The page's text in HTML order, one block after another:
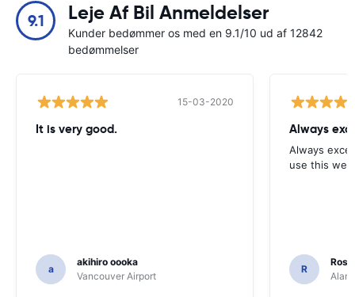
9.1 Leje Af Bil Anmeldelser
Kunder bedømmer os med en 9.1/10 ud af 12842
bedømmelser
15-03-2020
It is very good.
a
akihiro oooka
Vancouver Airport
Always
Always
use this
R